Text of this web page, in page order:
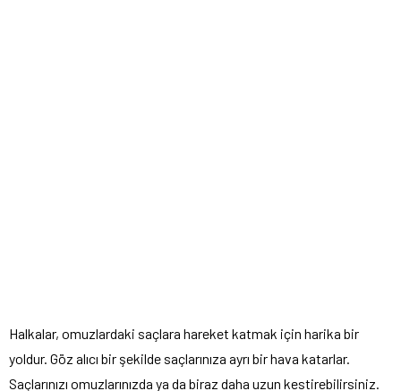
Halkalar, omuzlardaki saçlara hareket katmak için harika bir
yoldur. Göz alıcı bir şekilde saçlarınıza ayrı bir hava katarlar.
Saçlarınızı omuzlarınızda ya da biraz daha uzun kestirebilirsiniz.